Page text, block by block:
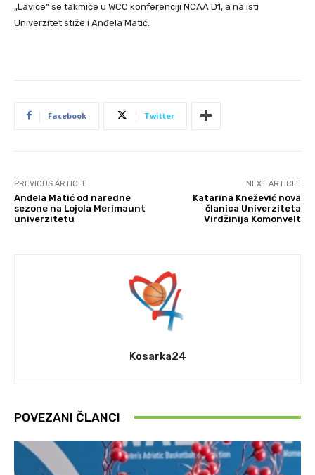
„Lavice“ se takmiče u WCC konferenciji NCAA D1, a na isti
Univerzitet stiže i Anđela Matić.
Facebook Twitter
PREVIOUS ARTICLE
Anđela Matić od naredne
sezone na Lojola Merimaunt
univerzitetu
NEXT ARTICLE
Katarina Knežević nova
članica Univerziteta
Virdžinija Komonvelt
Kosarka24
POVEZANI ČLANCI